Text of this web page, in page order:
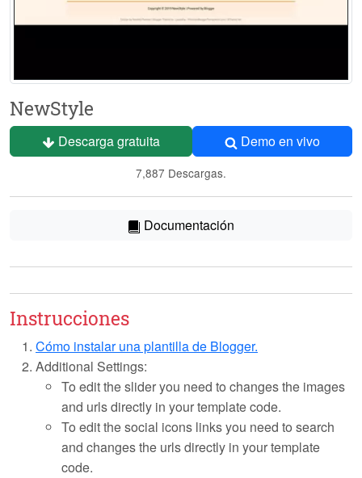
NewStyle
Descarga gratuita Demo en vivo
7,887 Descargas.
Documentación
Instrucciones
Cómo instalar una plantilla de Blogger.
Additional Settings:
To edit the slider you need to changes the images
and urls directly in your template code.
To edit the social icons links you need to search
and changes the urls directly in your template
code.